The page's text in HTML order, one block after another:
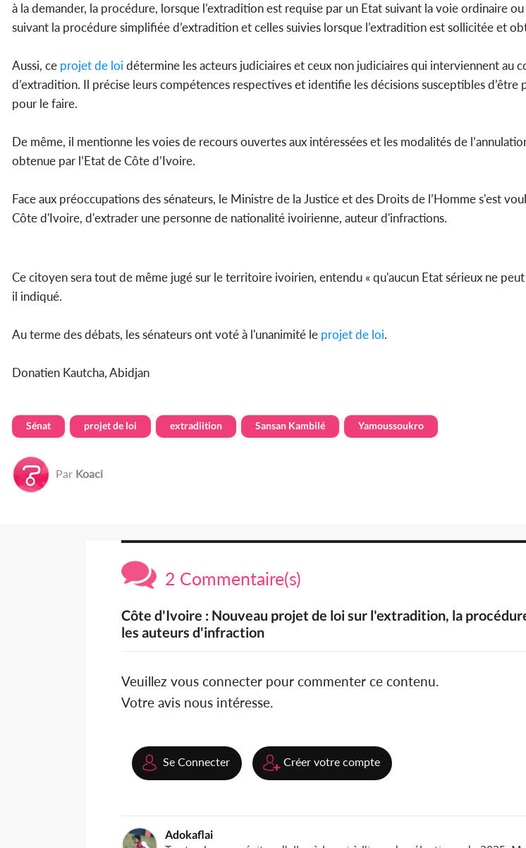
à la demander, la procédure, lorsque l’extradition est requise par un Etat suivant la voie ordinaire
suivant la procédure simplifiée d’extradition et celles suivies lorsque l’extradition est sollicitée et
Aussi, ce projet de loi détermine les acteurs judiciaires et ceux non judiciaires qui interviennent au
d’extradition. Il précise leurs compétences respectives et identifie les décisions susceptibles d’être
pour le faire.
De même, il mentionne les voies de recours ouvertes aux intéressées et les modalités de
obtenue par l’Etat de Côte d’Ivoire.
Face aux préoccupations des sénateurs, le Ministre de la Justice et des Droits de l’Homme s'est
Côte d'Ivoire, d'extrader une personne de nationalité ivoirienne, auteur d'infractions.
Ce citoyen sera tout de même jugé sur le territoire ivoirien, entendu « qu'aucun Etat sérieux ne
il indiqué.
Au terme des débats, les sénateurs ont voté à l'unanimité le projet de loi.
Donatien Kautcha, Abidjan
Sénat projet de loi extradiition Sansan Kambilé Yamoussoukro
Par Koaci
2 Commentaire(s)
Côte d'Ivoire : Nouveau projet de loi sur l'extradition, la
les auteurs d'infraction
Veuillez vous connecter pour commenter ce contenu.
Votre avis nous intéresse.
Se Connecter Créer votre compte
Adokaflai